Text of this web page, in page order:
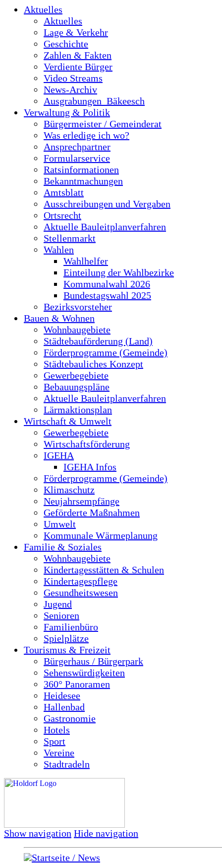
Aktuelles
Aktuelles
Lage & Verkehr
Geschichte
Zahlen & Fakten
Verdiente Bürger
Video Streams
News-Archiv
Ausgrabungen_Bäkeesch
Verwaltung & Politik
Bürgermeister / Gemeinderat
Was erledige ich wo?
Ansprechpartner
Formularservice
Ratsinformationen
Bekanntmachungen
Amtsblatt
Ausschreibungen und Vergaben
Ortsrecht
Aktuelle Bauleitplanverfahren
Stellenmarkt
Wahlen
Wahlhelfer
Einteilung der Wahlbezirke
Kommunalwahl 2026
Bundestagswahl 2025
Bezirksvorsteher
Bauen & Wohnen
Wohnbaugebiete
Städtebauförderung (Land)
Förderprogramme (Gemeinde)
Städtebauliches Konzept
Gewerbegebiete
Bebauungspläne
Aktuelle Bauleitplanverfahren
Lärmaktionsplan
Wirtschaft & Umwelt
Gewerbegebiete
Wirtschaftsförderung
IGEHA
IGEHA Infos
Förderprogramme (Gemeinde)
Klimaschutz
Neujahrsempfänge
Geförderte Maßnahmen
Umwelt
Kommunale Wärmeplanung
Familie & Soziales
Wohnbaugebiete
Kindertagesstätten & Schulen
Kindertagespflege
Gesundheitswesen
Jugend
Senioren
Familienbüro
Spielplätze
Tourismus & Freizeit
Bürgerhaus / Bürgerpark
Sehenswürdigkeiten
360° Panoramen
Heidesee
Hallenbad
Gastronomie
Hotels
Sport
Vereine
Stadtradeln
Show navigation Hide navigation
Startseite / News